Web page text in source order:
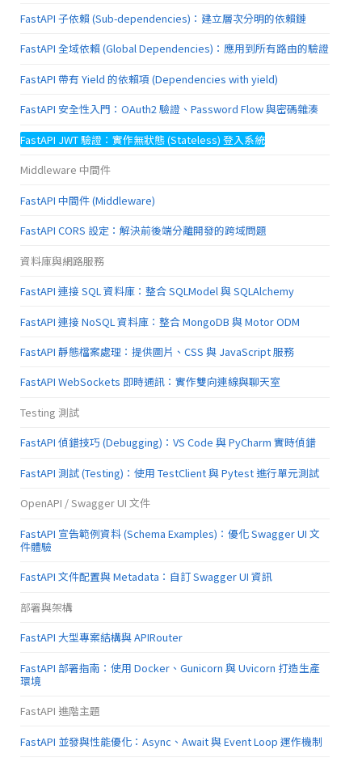
FastAPI 子依賴 (Sub-dependencies)：建立層次分明的依賴鏈
FastAPI 全域依賴 (Global Dependencies)：應用到所有路由的驗證
FastAPI 帶有 Yield 的依賴項 (Dependencies with yield)
FastAPI 安全性入門：OAuth2 驗證、Password Flow 與密碼雜湊
FastAPI JWT 驗證：實作無狀態 (Stateless) 登入系統
Middleware 中間件
FastAPI 中間件 (Middleware)
FastAPI CORS 設定：解決前後端分離開發的跨域問題
資料庫與網路服務
FastAPI 連接 SQL 資料庫：整合 SQLModel 與 SQLAlchemy
FastAPI 連接 NoSQL 資料庫：整合 MongoDB 與 Motor ODM
FastAPI 靜態檔案處理：提供圖片、CSS 與 JavaScript 服務
FastAPI WebSockets 即時通訊：實作雙向連線與聊天室
Testing 測試
FastAPI 偵錯技巧 (Debugging)：VS Code 與 PyCharm 實時偵錯
FastAPI 測試 (Testing)：使用 TestClient 與 Pytest 進行單元測試
OpenAPI / Swagger UI 文件
FastAPI 宣告範例資料 (Schema Examples)：優化 Swagger UI 文
件體驗
FastAPI 文件配置與 Metadata：自訂 Swagger UI 資訊
部署與架構
FastAPI 大型專案結構與 APIRouter
FastAPI 部署指南：使用 Docker、Gunicorn 與 Uvicorn 打造生產
環境
FastAPI 進階主題
FastAPI 並發與性能優化：Async、Await 與 Event Loop 運作機制